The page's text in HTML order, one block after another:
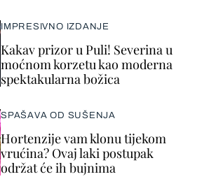
IMPRESIVNO IZDANJE
Kakav prizor u Puli! Severina u
moćnom korzetu kao moderna
spektakularna božica
SPAŠAVA OD SUŠENJA
Hortenzije vam klonu tijekom
vrućina? Ovaj laki postupak
održat će ih bujnima